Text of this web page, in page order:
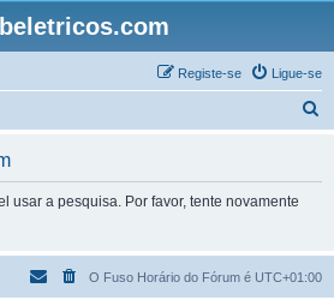
Ligue-se
Registe-se
s
usar a pesquisa. Por favor, tente novamente
O Fuso Horário do Fórum é UTC+01:00